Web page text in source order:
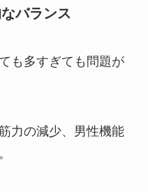
バランス
も多すぎても問題が
力の減少、男性機能